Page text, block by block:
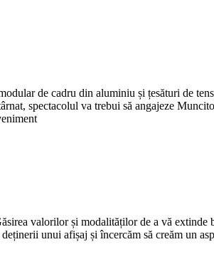
de cadru din aluminiu și țesături de
spectacolul va trebui să angajeze
valorilor și modalităților de a vă extinde
unui afișaj și încercăm să creăm un